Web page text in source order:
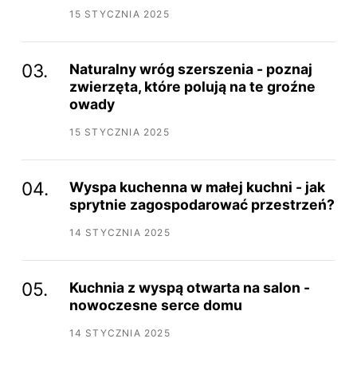
15 STYCZNIA 2025
Naturalny wróg szerszenia - poznaj
zwierzęta, które polują na te groźne
owady
15 STYCZNIA 2025
Wyspa kuchenna w małej kuchni - jak
sprytnie zagospodarować przestrzeń?
14 STYCZNIA 2025
Kuchnia z wyspą otwarta na salon -
nowoczesne serce domu
14 STYCZNIA 2025